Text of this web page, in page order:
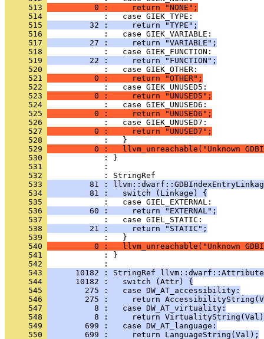
     513
          0 :     return "NONE";
     514
     515
         32 :     return "TYPE";
     516
     517
         27 :     return "VARIABLE";
     518
     519
         22 :     return "FUNCTION";
     520
     521
          0 :     return "OTHER";
     522
     523
          0 :     return "UNUSED5";
     524
     525
          0 :     return "UNUSED6";
     526
     527
          0 :     return "UNUSED7";
     528
     529
0 :   llvm_unreachable("Unknown
     530
     531
            :
     532
     533
81 :
     534
         81 :   switch (Linkage) {
     535
     536
         60 :     return "EXTERNAL";
     537
     538
         21 :     return "STATIC";
     539
     540
0 :   llvm_unreachable("Unknown
     541
            : }
     542
     543
10182 : StringRef
     544
      10182 :   switch (Attr) {
     545
        275 :   case DW_AT_accessibility:
     546
275 :     return
     547
          8 :   case DW_AT_virtuality:
     548
8 :     return
     549
        699 :   case DW_AT_language:
     550
        699 :     return LanguageString(Val);